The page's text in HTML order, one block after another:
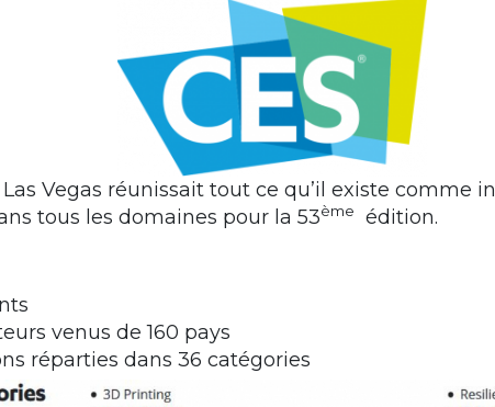
Vegas réunissait tout ce qu’il existe comme
tous les domaines pour la 53ème édition.
venus de 160 pays
réparties dans 36 catégories